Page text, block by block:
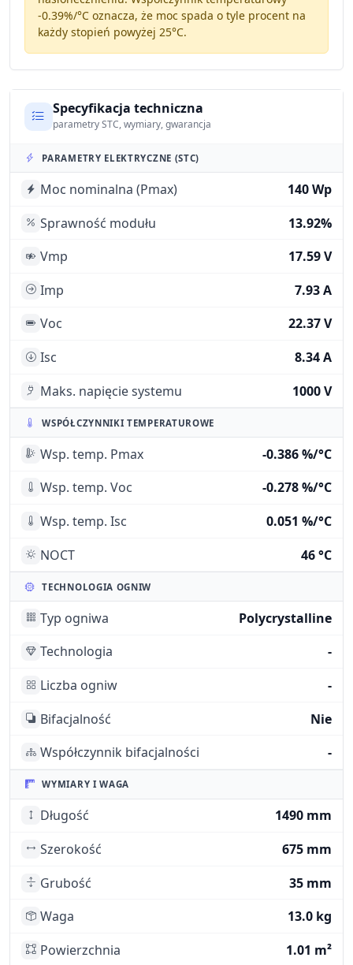
-0.39%/°Coznacza, że moc spada o tyle procent na
każdy stopień powyżej 25°C.
Specyfikacja techniczna
parametry STC, wymiary, gwarancja
PARAMETRY ELEKTRYCZNE (STC)
Moc nominalna (Pmax)
140 Wp
Sprawność modułu
13.92%
Vmp
17.59 V
Imp
7.93 A
Voc
22.37 V
Isc
8.34 A
Maks. napięcie systemu
1000 V
WSPÓŁCZYNNIKI TEMPERATUROWE
Wsp. temp. Pmax
-0.386 %/°C
Wsp. temp. Voc
-0.278 %/°C
Wsp. temp. Isc
0.051 %/°C
NOCT
46 °C
TECHNOLOGIA OGNIW
Typ ogniwa
Polycrystalline
Technologia
-
Liczba ogniw
-
Bifacjalność
Nie
Współczynnik bifacjalności
-
WYMIARY I WAGA
Długość
1490 mm
Szerokość
675 mm
Grubość
35 mm
Waga
13.0 kg
Powierzchnia
1.01 m²